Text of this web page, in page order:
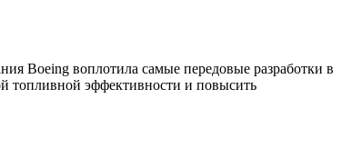
Boeing воплотила самые передовые разработки в
топливной эффективности и повысить